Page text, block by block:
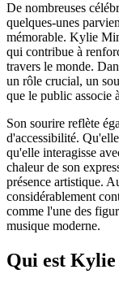
De nombreuses
quelques-unes
mémorable. Kylie
qui contribue à
travers le monde.
un rôle crucial, un
que le public associe
Son sourire reflète
d'accessibilité.
qu'elle interagisse
chaleur de son
présence artistique.
considérablement
comme l'une des
musique moderne.
Qui est